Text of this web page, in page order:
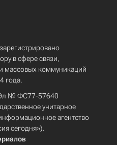
в сфере связи,
массовых коммуникаций
года.
Эл № ФС77-57640
унитарное
агентство
сегодня»).